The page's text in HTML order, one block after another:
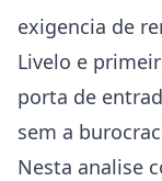
exigencia de
Livelo e
porta de
sem a
Nesta analise